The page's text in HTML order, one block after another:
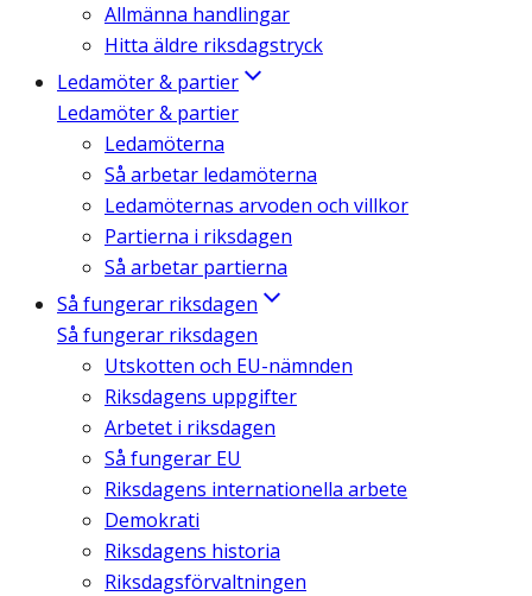
Allmänna handlingar
Hitta äldre riksdagstryck
Ledamöter & partier
Ledamöter & partier
Ledamöterna
Så arbetar ledamöterna
Ledamöternas arvoden och villkor
Partierna i riksdagen
Så arbetar partierna
Så fungerar riksdagen
Så fungerar riksdagen
Utskotten och EU-nämnden
Riksdagens uppgifter
Arbetet i riksdagen
Så fungerar EU
Riksdagens internationella arbete
Demokrati
Riksdagens historia
Riksdagsförvaltningen